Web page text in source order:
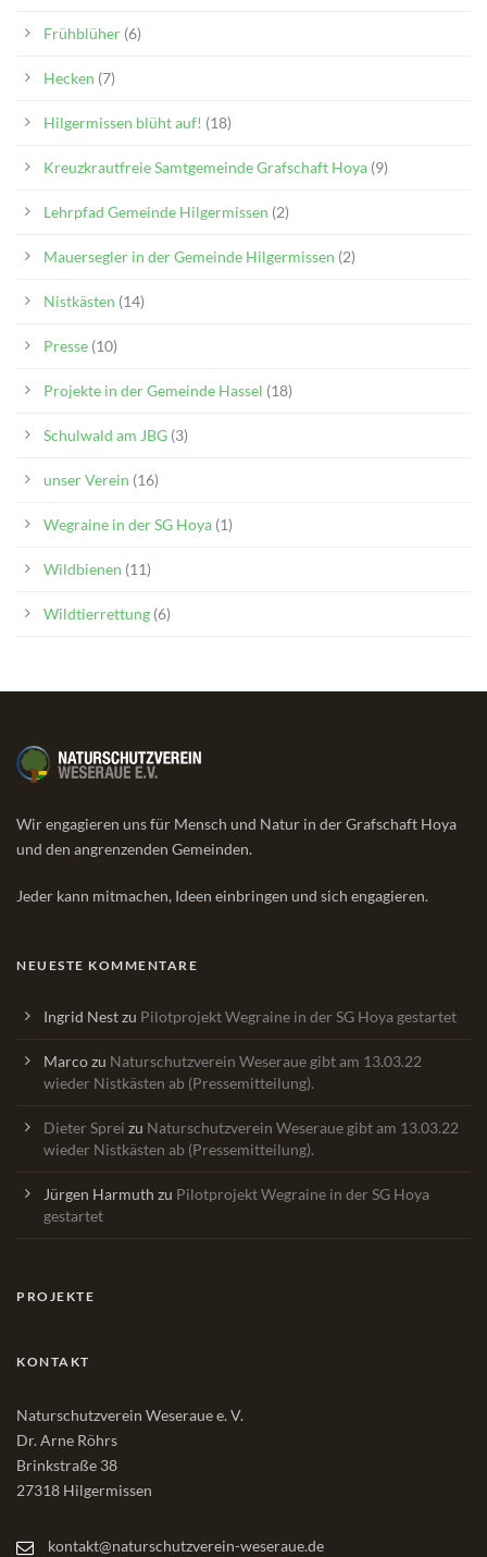
Frühblüher (6)
Hecken (7)
Hilgermissen blüht auf! (18)
Kreuzkrautfreie Samtgemeinde Grafschaft Hoya (9)
Lehrpfad Gemeinde Hilgermissen (2)
Mauersegler in der Gemeinde Hilgermissen (2)
Nistkästen (14)
Presse (10)
Projekte in der Gemeinde Hassel (18)
Schulwald am JBG (3)
unser Verein (16)
Wegraine in der SG Hoya (1)
Wildbienen (11)
Wildtierrettung (6)
Wir engagieren uns für Mensch und Natur in der Grafschaft Hoya
und den angrenzenden Gemeinden.
Jeder kann mitmachen, Ideen einbringen und sich engagieren.
NEUESTE KOMMENTARE
Ingrid Nestzu Pilotprojekt Wegraine in der SG Hoya gestartet
Marcozu Naturschutzverein Weseraue gibt am 13.03.22
wieder Nistkästen ab (Pressemitteilung).
Dieter Sprei zu Naturschutzverein Weseraue gibt am 13.03.22
wieder Nistkästen ab (Pressemitteilung).
Jürgen Harmuth zu Pilotprojekt Wegraine in der SG Hoya
gestartet
PROJEKTE
KONTAKT
Naturschutzverein Weseraue e. V.
Dr. Arne Röhrs
Brinkstraße 38
27318 Hilgermissen
kontakt@naturschutzverein-weseraue.de